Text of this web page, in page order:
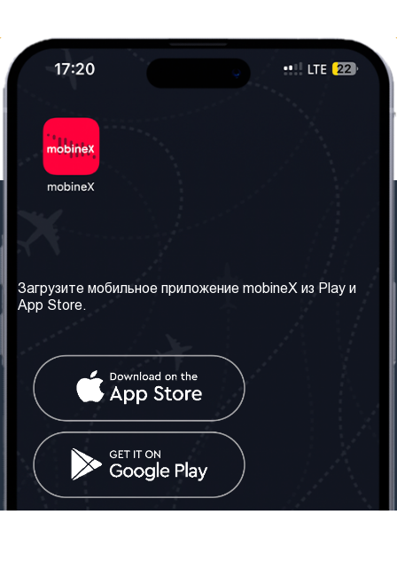
Наши сервисы
Правила и Условия
Часто задаваемые
вопросы
Контакт
Грузия: Тбилиси
Телефон: +442030340050
Email:info@mobinex.com
Социальные сети
Загрузите мобильное приложение mobineX из Play и
App Store.